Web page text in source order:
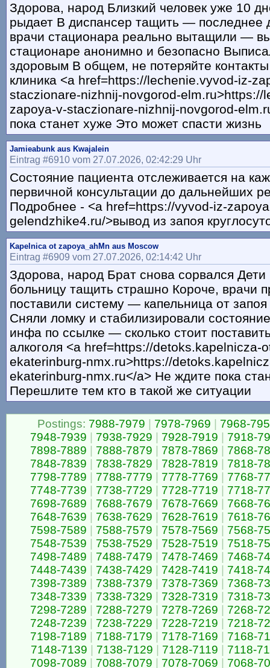
Здорова, народ Близкий человек уже 10
рыдает В диспансер тащить — последнее
врачи стационара реально вытащили —
стационаре анонимно и безопасно
здоровым В общем, не потеряйте
клиника <a href=https://lechenie.vyvod-iz-
staczionare-nizhnij-novgorod-elm.ru>https://
zapoya-v-staczionare-nizhnij-novgorod-
пока станет хуже Это может спасти жизнь
Jamieabunk aus Kwajalein
Eintrag #6910 vom 27.07.2026, 02:42:29 Uhr
Состояние пациента отслеживается на
первичной консультации до дальнейших
Подробнее - <a href=https://vyvod-iz-
gelendzhike4.ru/>вывод из запоя
Kapelnica ot zapoya_ahMn aus Moscow
Eintrag #6909 vom 27.07.2026, 02:14:42 Uhr
Здорова, народ Брат снова сорвался
больницу тащить страшно Короче, врачи
поставили систему — капельница от
Сняли ломку и стабилизировали
инфа по ссылке — сколько стоит
алкоголя <a href=https://detoks.kapelnicza-
ekaterinburg-nmx.ru>https://
ekaterinburg-nmx.ru</a> Не ждите пока
Перешлите тем кто в такой же ситуации
Postings: 7988-7979 7978-7969
7968-
7948-7939
7938-7929 7928-7919
7918-
7898-7889
7888-7879 7878-7869
7868-
7848-7839
7838-7829 7828-7819
7818-
7798-7789
7788-7779 7778-7769
7768-
7748-7739
7738-7729 7728-7719
7718-
7698-7689
7688-7679 7678-7669
7668-
7648-7639
7638-7629 7628-7619
7618-
7598-7589
7588-7579 7578-7569
7568-
7548-7539
7538-7529 7528-7519
7518-
7498-7489
7488-7479 7478-7469
7468-
7448-7439
7438-7429 7428-7419
7418-
7398-7389
7388-7379 7378-7369
7368-
7348-7339
7338-7329 7328-7319
7318-
7298-7289
7288-7279 7278-7269
7268-
7248-7239
7238-7229 7228-7219
7218-
7198-7189
7188-7179 7178-7169
7168-
7148-7139
7138-7129 7128-7119
7118-
7098-7089
7088-7079 7078-7069 7068-